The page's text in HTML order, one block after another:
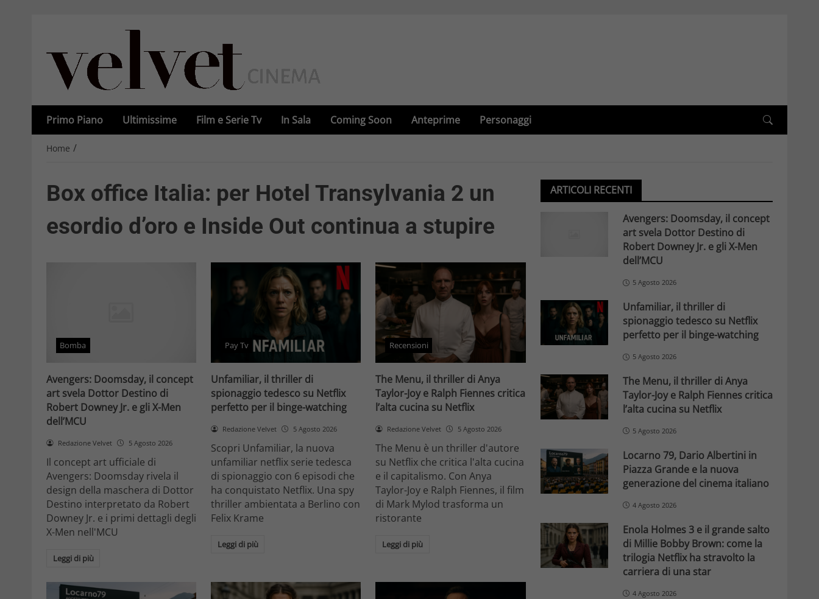
Primo Piano Ultimissime Film e Serie Tv In Sala Coming Soon Anteprime Personaggi
Home /
Box office Italia: per Hotel Transylvania 2 un
esordio d’oro e Inside Out continua a stupire
Bomba
Avengers: Doomsday, il concept
art svela Dottor Destino di
Robert Downey Jr. e gli X-Men
dell’MCU
Redazione Velvet 5 Agosto 2026
Il concept art ufficiale di
Avengers: Doomsday rivela il
design della maschera di Dottor
Destino interpretato da Robert
Downey Jr. e i primi dettagli degli
X-Men nell'MCU
Leggi di più
Pay Tv
Unfamiliar, il thriller di
spionaggio tedesco su Netflix
perfetto per il binge-watching
Redazione Velvet 5 Agosto 2026
Scopri Unfamiliar, la nuova
unfamiliar netflix serie tedesca
di spionaggio con 6 episodi che
ha conquistato Netflix. Una spy
thriller ambientata a Berlino con
Felix Krame
Leggi di più
Recensioni
The Menu, il thriller di Anya
Taylor-Joy e Ralph Fiennes critica
l’alta cucina su Netflix
Redazione Velvet 5 Agosto 2026
The Menu è un thriller d'autore
su Netflix che critica l'alta cucina
e il capitalismo. Con Anya
Taylor-Joy e Ralph Fiennes, il film
di Mark Mylod trasforma un
ristorante
Leggi di più
ARTICOLI RECENTI
Avengers: Doomsday, il concept
art svela Dottor Destino di
Robert Downey Jr. e gli X-Men
dell’MCU
5 Agosto 2026
Unfamiliar, il thriller di
spionaggio tedesco su Netflix
perfetto per il binge-watching
5 Agosto 2026
The Menu, il thriller di Anya
Taylor-Joy e Ralph Fiennes critica
l’alta cucina su Netflix
5 Agosto 2026
Locarno 79, Dario Albertini in
Piazza Grande e la nuova
generazione del cinema italiano
4 Agosto 2026
Enola Holmes 3 e il grande salto
di Millie Bobby Brown: come la
trilogia Netflix ha stravolto la
carriera di una star
4 Agosto 2026